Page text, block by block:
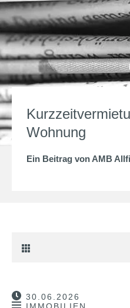
Wohnung
Ein Beitrag von AMB
30.06.2026